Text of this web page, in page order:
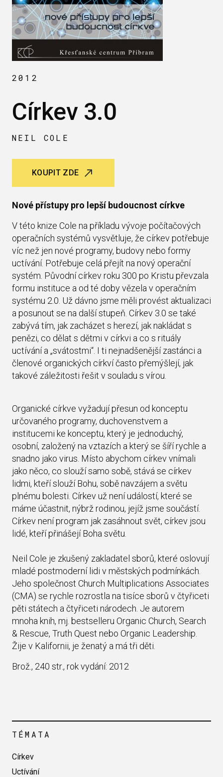
2012
Církev 3.0
NEIL COLE
KOUPIT ZDE
Nové přístupy pro lepší budoucnost církve
V této knize Cole na příkladu vývoje počítačových
operačních systémů vysvětluje, že církev potřebuje
víc než jen nové programy, budovy nebo formy
uctívání. Potřebuje celá přejít na nový operační
systém. Původní církev roku 300 po Kristu převzala
formu instituce a od té doby vězela v operačním
systému 2.0. Už dávno jsme měli provést aktualizaci
a posunout se na další stupeň. Církev 3.0 se také
zabývá tím, jak zacházet s herezí, jak nakládat s
penězi, co dělat s dětmi v církvi a co s rituály
uctívání a „svátostmi“. I ti nejnadšenější zastánci a
členové organických církví často přemýšlejí, jak
takové záležitosti řešit v souladu s vírou.
Organické církve vyžadují přesun od konceptu
určovaného programy, duchovenstvem a
institucemi ke konceptu, který je jednoduchý,
osobní, založený na vztazích a který se šíří rychle a
snadno jako virus. Místo abychom církev vnímali
jako něco, co slouží samo sobě, stává se církev
lidmi, kteří slouží Bohu, sobě navzájem a světu
plnému bolesti. Církev už není událostí, které se
máme účastnit, nýbrž rodinou, jejíž jsme součástí.
Církev není program jak zasáhnout svět, církev jsou
lidé, kteří přinášejí Boha světu.
Neil Cole je zkušený zakladatel sborů, které oslovují
mladé postmoderní lidi v městských podmínkách.
Jeho společnost Church Multiplications Associates
(CMA) se rychle rozrostla na tisíce sborů v čtyřiceti
pěti státech a čtyřiceti národech. Je autorem
mnoha knih, mj. bestselleru Organic Church, Search
& Rescue, Truth Quest nebo Organic Leadership.
Žije v Kalifornii, je ženatý a má tři děti.
Brož., 240 str., rok vydání: 2012
TÉMATA
Církev
Uctívání